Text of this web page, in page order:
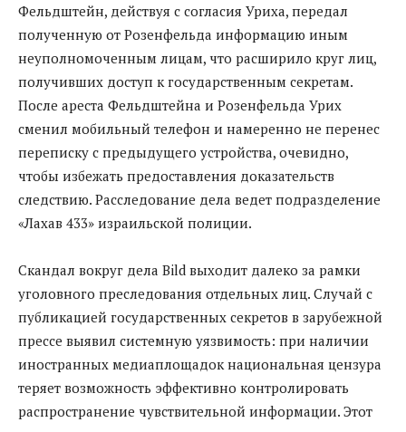
Фельдштейн, действуя с согласия Уриха, передал
полученную от Розенфельда информацию иным
неуполномоченным лицам, что расширило круг лиц,
получивших доступ к государственным секретам.
После ареста Фельдштейна и Розенфельда Урих
сменил мобильный телефон и намеренно не перенес
переписку с предыдущего устройства, очевидно,
чтобы избежать предоставления доказательств
следствию. Расследование дела ведет подразделение
«Лахав 433» израильской полиции.
Скандал вокруг дела Bild выходит далеко за рамки
уголовного преследования отдельных лиц. Случай с
публикацией государственных секретов в зарубежной
прессе выявил системную уязвимость: при наличии
иностранных медиаплощадок национальная цензура
теряет возможность эффективно контролировать
распространение чувствительной информации. Этот